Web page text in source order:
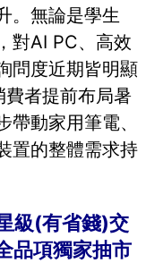
。無論是學生
對AI PC、高效
問度近期皆明顯
者提前布局暑
動家用筆電、
置的整體需求持
級(有省錢)交
品項獨家抽市